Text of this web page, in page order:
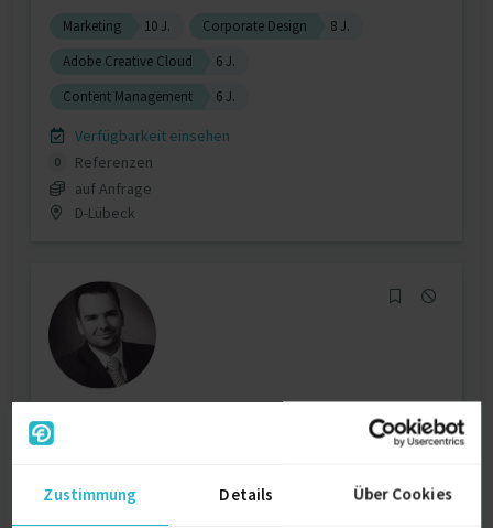
Zustimmung Details Über Cookies
Marketing 10 J. Corporate Design
8 J.
Adobe Creative Cloud
6 J.
Content Management
6 J.
Verfügbarkeit einsehen
0
Referenzen
auf Anfrage
D-Lübeck
Simulations- und Berechnungsingenieur
Automotive
Fahrzeugsimulation